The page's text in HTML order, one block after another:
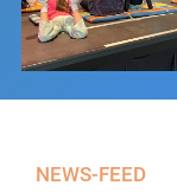
NEWS-FEED